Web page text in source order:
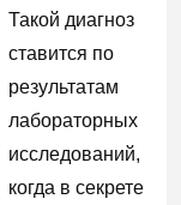
Такой диагноз
ставится по
результатам
лабораторных
исследований,
когда в секрете